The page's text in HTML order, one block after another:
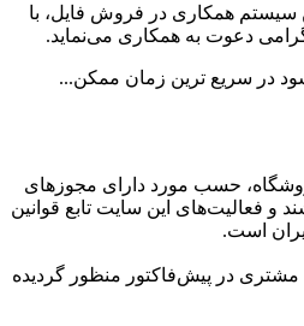
سیستم همکاری در فروش فایل، با
گرامی دعوت به همکاری می‌نماید.
در سریع ترین زمان ممکن...
حسب مورد دارای مجوزهای
و فعاليت‌های اين سايت تابع قوانين
است.
در پیش‌­فاکتور منظور گرديده